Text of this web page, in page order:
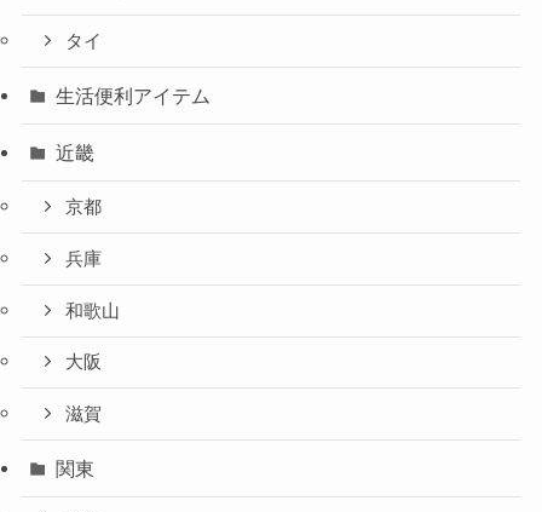
タイ
生活便利アイテム
近畿
京都
兵庫
和歌山
大阪
滋賀
関東